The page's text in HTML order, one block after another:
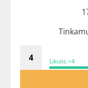
Likutis >4